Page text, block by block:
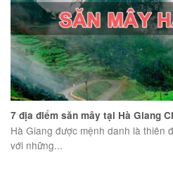
7 địa điểm săn mây tại Hà Giang
Hà Giang được mệnh danh là thiên
với những...